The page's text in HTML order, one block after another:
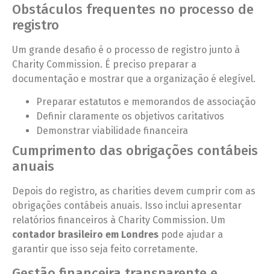
Obstáculos frequentes no processo de
registro
Um grande desafio é o processo de registro junto à
Charity Commission. É preciso preparar a
documentação e mostrar que a organização é elegível.
Preparar estatutos e memorandos de associação
Definir claramente os objetivos caritativos
Demonstrar viabilidade financeira
Cumprimento das obrigações contábeis
anuais
Depois do registro, as charities devem cumprir com as
obrigações contábeis anuais. Isso inclui apresentar
relatórios financeiros à Charity Commission. Um
contador brasileiro em Londres pode ajudar a
garantir que isso seja feito corretamente.